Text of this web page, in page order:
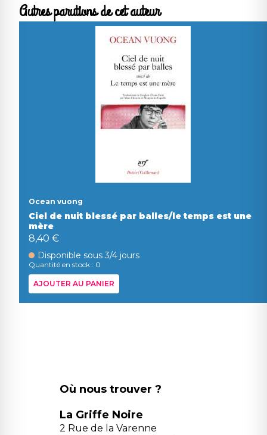
Autres parutions de cet auteur
Ocean vuong
Ciel de nuit blessé par balles/le temps est une
mère
8,40 €
Disponible sous 3/4 jours
Quantité en stock : 0
AJOUTER AU PANIER
Où nous trouver ?
La Griffe Noire
2 Rue de la Varenne